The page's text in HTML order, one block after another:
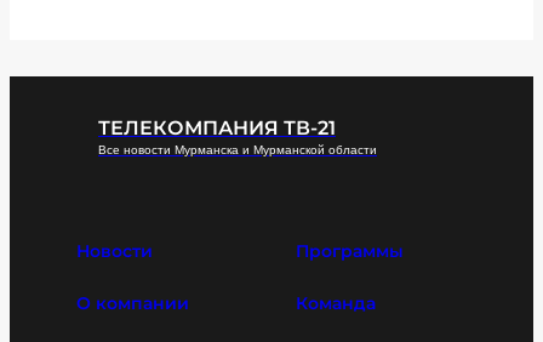
ТЕЛЕКОМПАНИЯ ТВ-21
Все новости Мурманска и Мурманской области
Новости Программы
О компании Команда